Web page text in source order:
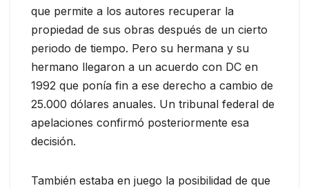
que permite a los autores recuperar la
propiedad de sus obras después de un cierto
periodo de tiempo. Pero su hermana y su
hermano llegaron a un acuerdo con DC en
1992 que ponía fin a ese derecho a cambio de
25.000 dólares anuales. Un tribunal federal de
apelaciones confirmó posteriormente esa
decisión.
También estaba en juego la posibilidad de que